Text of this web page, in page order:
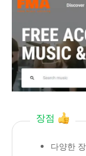
장점
다양한